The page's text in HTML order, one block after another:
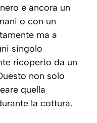
e ancora un
o con un
ma a
singolo
ricoperto da un
non solo
quella
la cottura.